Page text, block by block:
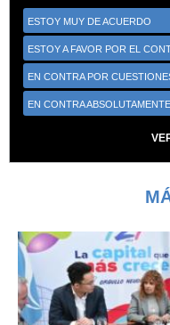
ESTOY MUY DE ACUERDO
ESTOY A FAVOR POR EL
EN CONTRA POR
EN CONTRA ABSOLUTAMENTE